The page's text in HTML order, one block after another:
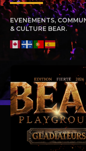
EVENEMENTS,
& CULTURE BEAR.